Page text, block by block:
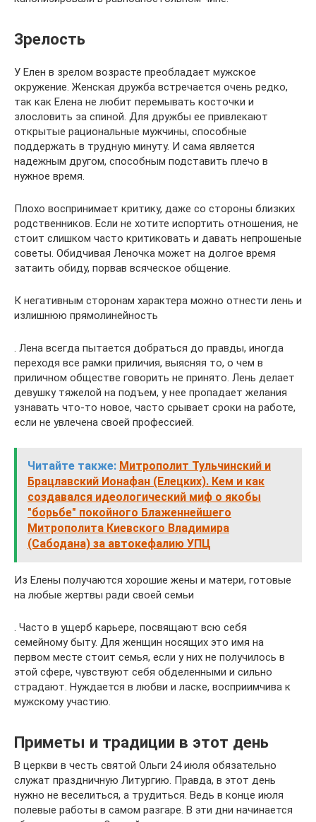
Зрелость
У Елен в зрелом возрасте преобладает мужское
окружение. Женская дружба встречается очень редко,
так как Елена не любит перемывать косточки и
злословить за спиной. Для дружбы ее привлекают
открытые рациональные мужчины, способные
поддержать в трудную минуту. И сама является
надежным другом, способным подставить плечо в
нужное время.
Плохо воспринимает критику, даже со стороны близких
родственников. Если не хотите испортить отношения, не
стоит слишком часто критиковать и давать непрошеные
советы. Обидчивая Леночка может на долгое время
затаить обиду, порвав всяческое общение.
К негативным сторонам характера можно отнести лень и
излишнюю прямолинейность
. Лена всегда пытается добраться до правды, иногда
переходя все рамки приличия, выясняя то, о чем в
приличном обществе говорить не принято. Лень делает
девушку тяжелой на подъем, у нее пропадает желания
узнавать что-то новое, часто срывает сроки на работе,
если не увлечена своей профессией.
Читайте также: Митрополит Тульчинский и
Брацлавский Ионафан (Елецких). Кем и как
создавался идеологический миф о якобы
"борьбе" покойного Блаженнейшего
Митрополита Киевского Владимира
(Сабодана) за автокефалию УПЦ
Из Елены получаются хорошие жены и матери, готовые
на любые жертвы ради своей семьи
. Часто в ущерб карьере, посвящают всю себя
семейному быту. Для женщин носящих это имя на
первом месте стоит семья, если у них не получилось в
этой сфере, чувствуют себя обделенными и сильно
страдают. Нуждается в любви и ласке, восприимчива к
мужскому участию.
Приметы и традиции в этот день
В церкви в честь святой Ольги 24 июля обязательно
служат праздничную Литургию. Правда, в этот день
нужно не веселиться, а трудиться. Ведь в конце июля
полевые работы в самом разгаре. В эти дни начинается